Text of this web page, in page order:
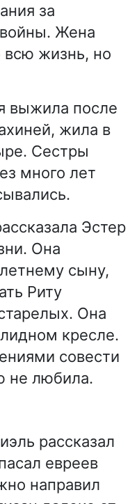
за
Жена
всю жизнь, но
выжила после
жила в
Сестры
много лет
Эстер
Она
сыну,
Риту
Она
кресле.
совести
не любила.
рассказал
евреев
направил